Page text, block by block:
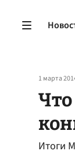
1 марта
Итоги